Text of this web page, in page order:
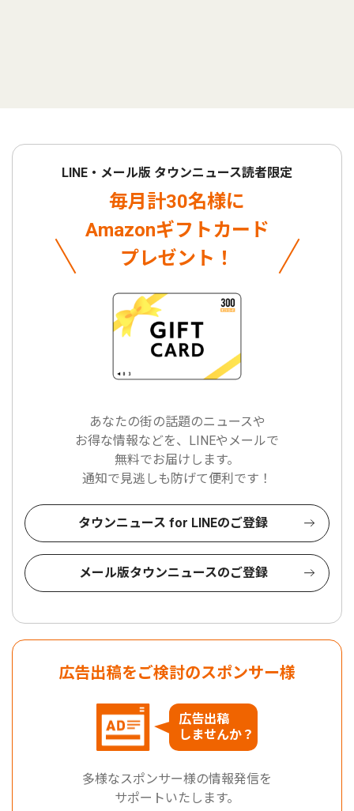
LINE・メール版 タウンニュース読者限定
毎月計30名様に
Amazonギフトカード
プレゼント！
あなたの街の話題のニュースや
お得な情報などを、LINEやメールで
無料でお届けします。
通知で見逃しも防げて便利です！
タウンニュース for LINEのご登録
メール版タウンニュースのご登録
広告出稿をご検討のスポンサー様
広告出稿
しませんか？
多様なスポンサー様の情報発信を
サポートいたします。